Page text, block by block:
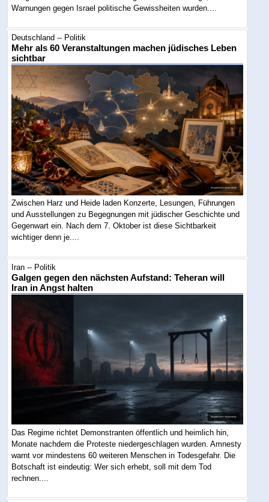
Warnungen gegen Israel politische Gewissheiten wurden....
Deutschland -- Politik
Mehr als 60 Veranstaltungen machen jüdisches Leben
sichtbar
Zwischen Harz und Heide laden Konzerte, Lesungen, Führungen
und Ausstellungen zu Begegnungen mit jüdischer Geschichte und
Gegenwart ein. Nach dem 7. Oktober ist diese Sichtbarkeit
wichtiger denn je....
Iran -- Politik
Galgen gegen den nächsten Aufstand: Teheran will
Iran in Angst halten
Das Regime richtet Demonstranten öffentlich und heimlich hin,
Monate nachdem die Proteste niedergeschlagen wurden. Amnesty
warnt vor mindestens 60 weiteren Menschen in Todesgefahr. Die
Botschaft ist eindeutig: Wer sich erhebt, soll mit dem Tod
rechnen....